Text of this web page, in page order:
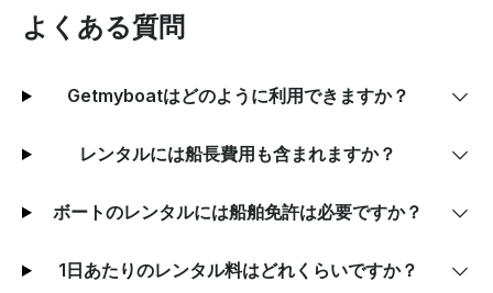
よくある質問
Getmyboatはどのように利用できますか？
レンタルには船長費用も含まれますか？
ボートのレンタルには船舶免許は必要ですか？
1日あたりのレンタル料はどれくらいですか？